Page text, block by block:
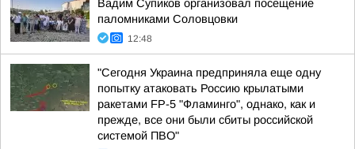
Вадим Супиков организовал посещение
паломниками Соловцовки
12:48
"Сегодня Украина предприняла еще одну
попытку атаковать Россию крылатыми
ракетами FP-5 "Фламинго", однако, как и
прежде, все они были сбиты российской
системой ПВО"